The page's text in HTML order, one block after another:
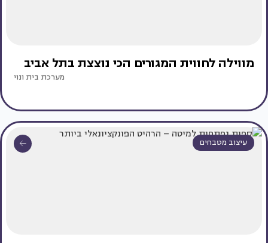
מווילה לחווית המגורים הכי נוצצת בתל אביב
מערכת בית ונוי
עיצוב מטבחים